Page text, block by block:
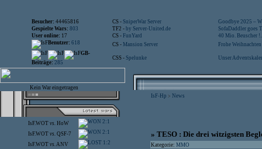
Besucher: 44465816 CS - SniperWar Server
Goodbye 2025 –
Gespielte Wars: 803 TF2 - by Server-United.de
SofaDaddler goes
User online: 17 CS - FunYard
40 Mio. Beuscher
Benutzer: 618 CS - Mansion Server
Frohe
GB-
Beiträge: 285
CSS - Spelunke Unser
Kein War eingetragen
IsF.WOT vs. HoW 2:1
IsF.WOT vs. QSF-7 2:1
IsF.WOT vs.ANV 1:2
IsF-Hp > News
» TESO : Die drei witzigsten
Kategorie: MMO